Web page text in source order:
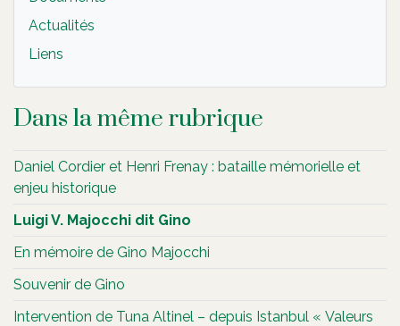
Actualités
Liens
Dans la même rubrique
Daniel Cordier et Henri Frenay : bataille mémorielle et
enjeu historique
Luigi V. Majocchi dit Gino
En mémoire de Gino Majocchi
Souvenir de Gino
Intervention de Tuna Altinel – depuis Istanbul « Valeurs